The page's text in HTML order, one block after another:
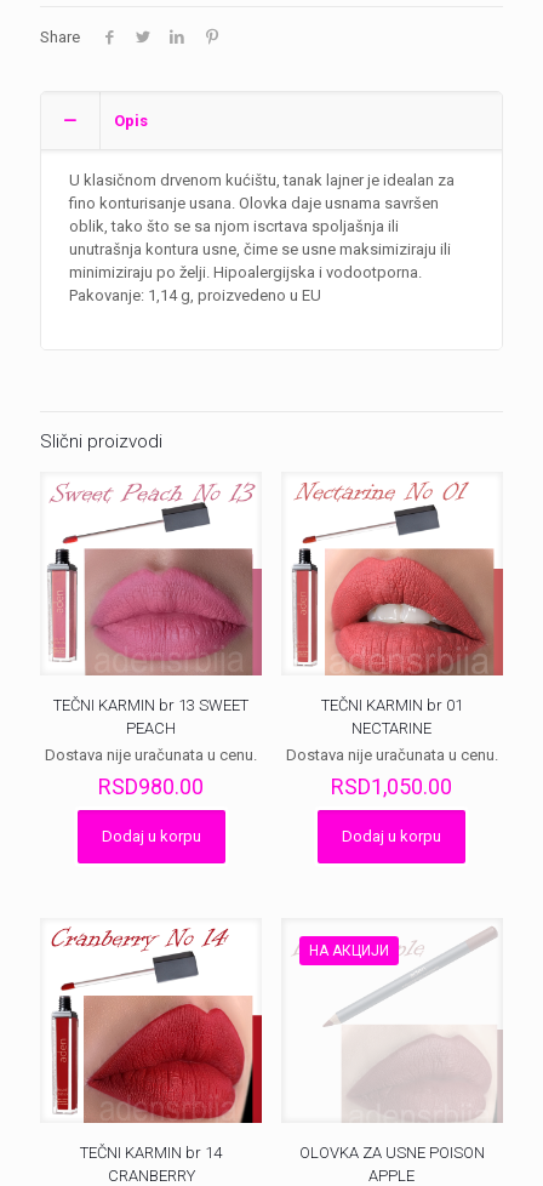
Share
Opis
U klasičnom drvenom kućištu, tanak lajner je idealan za
fino konturisanje usana. Olovka daje usnama savršen
oblik, tako što se sa njom iscrtava spoljašnja ili
unutrašnja kontura usne, čime se usne maksimiziraju ili
minimiziraju po želji. Hipoalergijska i vodootporna.
Pakovanje: 1,14 g, proizvedeno u EU
Slični proizvodi
TEČNI KARMIN br 13 SWEET
PEACH
Dostava nije uračunata u cenu.
RSD980.00
Dodaj u korpu
TEČNI KARMIN br 01
NECTARINE
Dostava nije uračunata u cenu.
RSD1,050.00
Dodaj u korpu
TEČNI KARMIN br 14
CRANBERRY
НА АКЦИЈИ
OLOVKA ZA USNE POISON
APPLE